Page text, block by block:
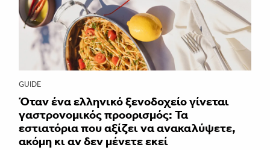
GUIDE
Όταν ένα ελληνικό ξενοδοχείο γίνεται
γαστρονομικός προορισμός: Τα
εστιατόρια που αξίζει να ανακαλύψετε,
ακόμη κι αν δεν μένετε εκεί